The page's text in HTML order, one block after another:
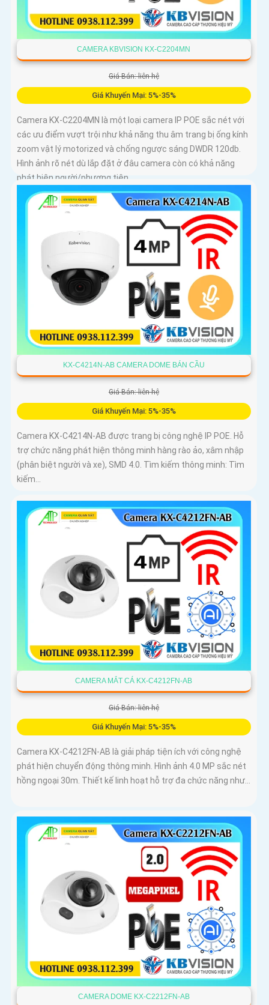
CAMERA KBVISION KX-C2204MN
Giá Bán: liên hệ
Giá Khuyến Mại: 5%-35%
Camera KX-C2204MN là một loại camera IP POE sắc nét với
các ưu điểm vượt trội như khả năng thu âm trang bị ống kính
zoom vật lý motorized và chống ngược sáng DWDR 120db.
Hình ảnh rõ nét dù lắp đặt ở đâu camera còn có khả năng
phát hiện người/phương tiện
KX-C4214N-AB CAMERA DOME BÁN CẦU
Giá Bán: liên hệ
Giá Khuyến Mại: 5%-35%
Camera KX-C4214N-AB được trang bị công nghệ IP POE. Hỗ
trợ chức năng phát hiện thông minh hàng rào ảo, xâm nhập
(phân biệt người và xe), SMD 4.0. Tìm kiếm thông minh: Tìm
kiếm...
CAMERA MẮT CÁ KX-C4212FN-AB
Giá Bán: liên hệ
Giá Khuyến Mại: 5%-35%
Camera KX-C4212FN-AB là giải pháp tiện ích với công nghệ
phát hiện chuyển động thông minh. Hình ảnh 4.0 MP sắc nét
hồng ngoại 30m. Thiết kế linh hoạt hỗ trợ đa chức năng như...
CAMERA DOME KX-C2212FN-AB